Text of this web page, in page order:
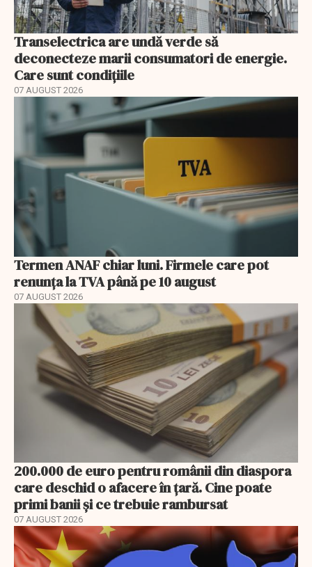
Transelectrica are undă verde să
deconecteze marii consumatori de energie.
Care sunt condițiile
07 AUGUST 2026
Termen ANAF chiar luni. Firmele care pot
renunța la TVA până pe 10 august
07 AUGUST 2026
200.000 de euro pentru românii din diaspora
care deschid o afacere în țară. Cine poate
primi banii și ce trebuie rambursat
07 AUGUST 2026